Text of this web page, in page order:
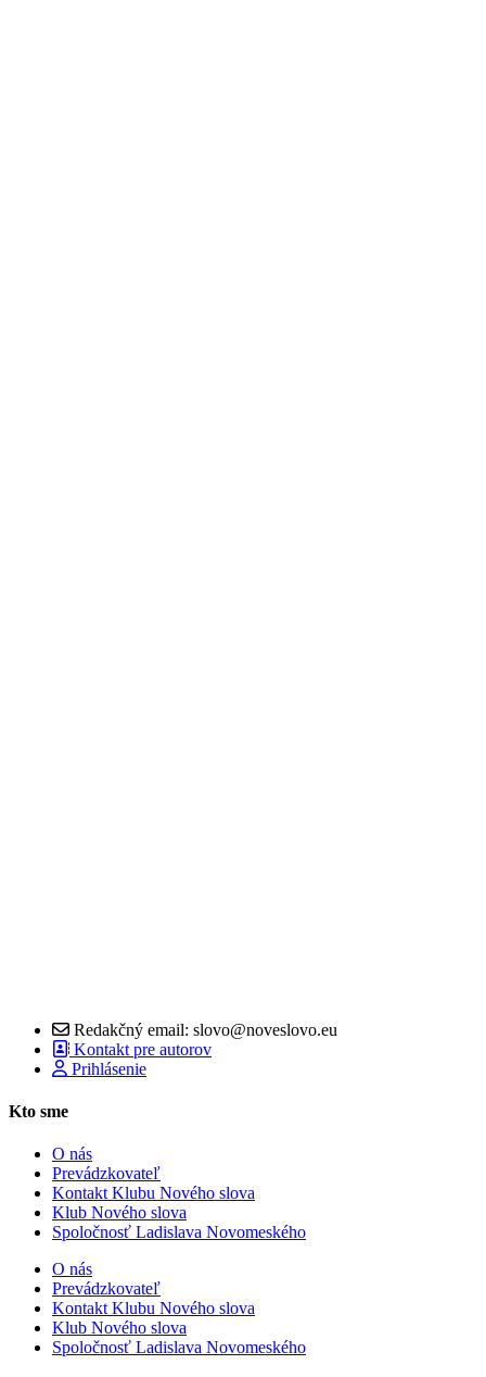
Redakčný email: slovo@noveslovo.eu
Kontakt pre autorov
Prihlásenie
Kto sme
O nás
Prevádzkovateľ
Kontakt Klubu Nového slova
Klub Nového slova
Spoločnosť Ladislava Novomeského
O nás
Prevádzkovateľ
Kontakt Klubu Nového slova
Klub Nového slova
Spoločnosť Ladislava Novomeského